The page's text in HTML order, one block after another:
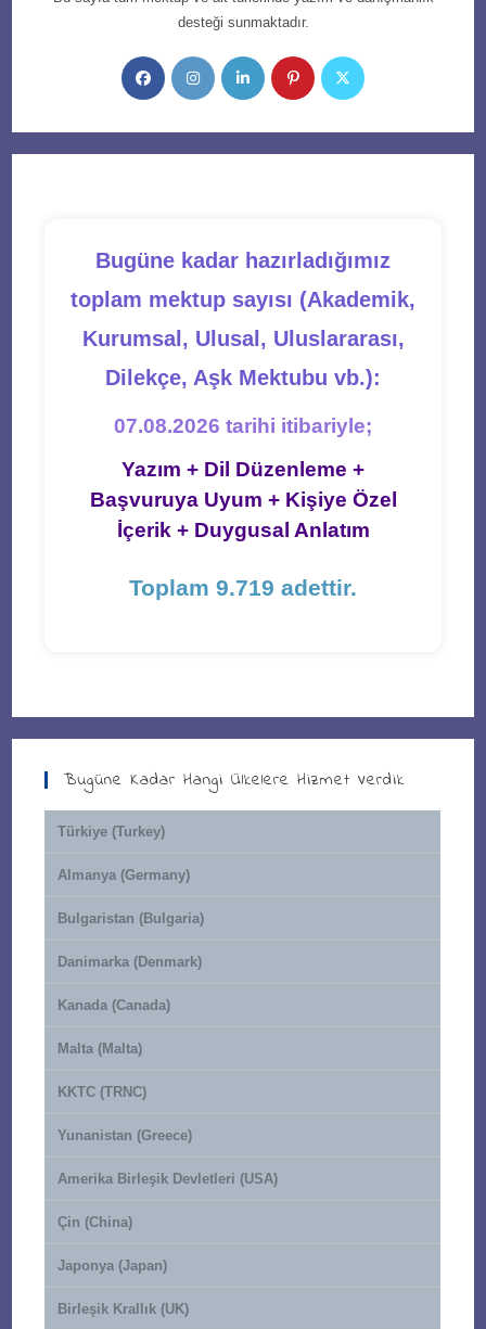
desteği sunmaktadır.
Opens
in
Opens
in
Opens
in
Opens
in
Opens
Bugüne kadar hazırladığımız
toplam mektup sayısı (Akademik,
Kurumsal, Ulusal, Uluslararası,
Dilekçe, Aşk Mektubu vb.):
07.08.2026 tarihi itibariyle;
Yazım + Dil Düzenleme +
Başvuruya Uyum + Kişiye Özel
İçerik + Duygusal Anlatım
Toplam 9.719 adettir.
Bugüne Kadar Hangi Ülkelere Hizmet Verdik
Türkiye (Turkey)
Almanya (Germany)
Bulgaristan (Bulgaria)
Danimarka (Denmark)
Kanada (Canada)
Malta (Malta)
KKTC (TRNC)
Yunanistan (Greece)
Amerika Birleşik Devletleri (USA)
Çin (China)
Japonya (Japan)
Birleşik Krallık (UK)